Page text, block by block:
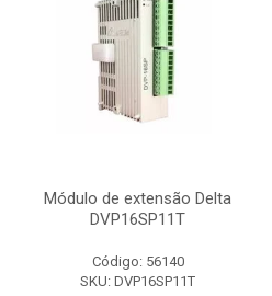
Módulo de extensão Delta
DVP16SP11T
Código: 56140
SKU: DVP16SP11T